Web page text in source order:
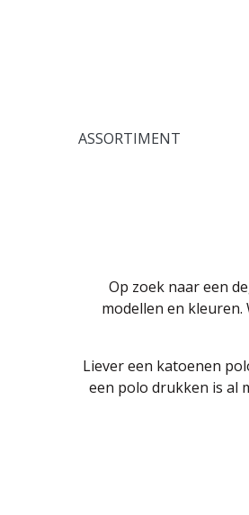
ASSORTIMENT
Op zoek naar een
modellen en
Liever een katoenen
een polo drukken is al